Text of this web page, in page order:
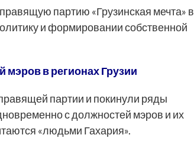
партию «Грузинская мечта» в
и формировании собственной
в регионах Грузии
партии и покинули ряды
с должностей мэров и их
«людьми Гахария».